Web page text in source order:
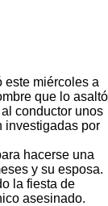
este miércoles a
que lo asaltó
conductor unos
investigadas por
hacerse una
y su esposa.
la fiesta de
asesinado.